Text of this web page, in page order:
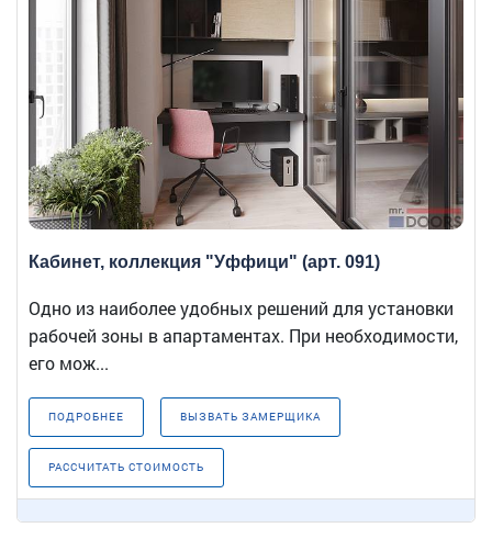
Кабинет, коллекция "Уффици" (арт. 091)
Одно из наиболее удобных решений для установки
рабочей зоны в апартаментах. При необходимости,
его мож...
ПОДРОБНЕЕ ВЫЗВАТЬ ЗАМЕРЩИКА
РАССЧИТАТЬ СТОИМОСТЬ